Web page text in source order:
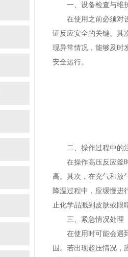
一、设备检查与维
在使用之前必须对设
证反应安全的关键。其
现异常情况，能够及时
安全运行。
二、操作过程中的
在操作高压反应釜时
高。其次，在充气和放
降温过程中，应缓慢进
止化学品溅到皮肤或眼
三、紧急情况处理
在使用时可能会遇到
围。若出现超压情况，